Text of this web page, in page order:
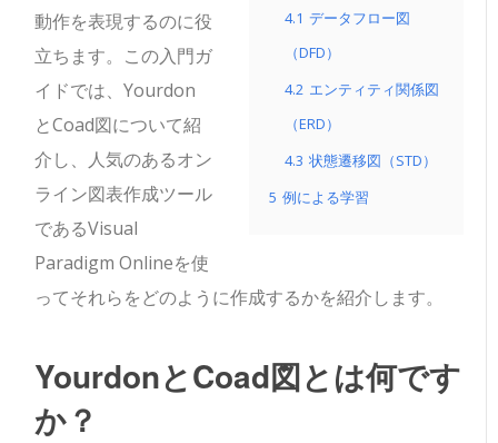
4.1 データフロー図
（DFD）
4.2 エンティティ関係図
（ERD）
4.3 状態遷移図（STD）
5 例による学習
動作を表現するのに役
立ちます。この入門ガ
イドでは、Yourdon
とCoad図について紹
介し、人気のあるオン
ライン図表作成ツール
であるVisual
Paradigm Onlineを使
ってそれらをどのように作成するかを紹介します。
YourdonとCoad図とは何です
か？